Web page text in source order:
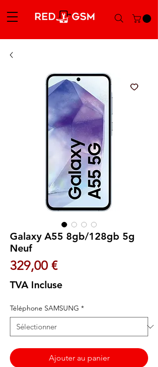
Galaxy A55 8gb/128gb 5g
Neuf
329,00 €Prix
TVA Incluse
Téléphone SAMSUNG *
Ajouter au panier